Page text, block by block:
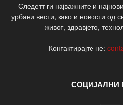
Следетт ги најважните и
урбани вести, како и новости од
живот, здравјето,
Контактирајте не:
СОЦИЈАЛНИ